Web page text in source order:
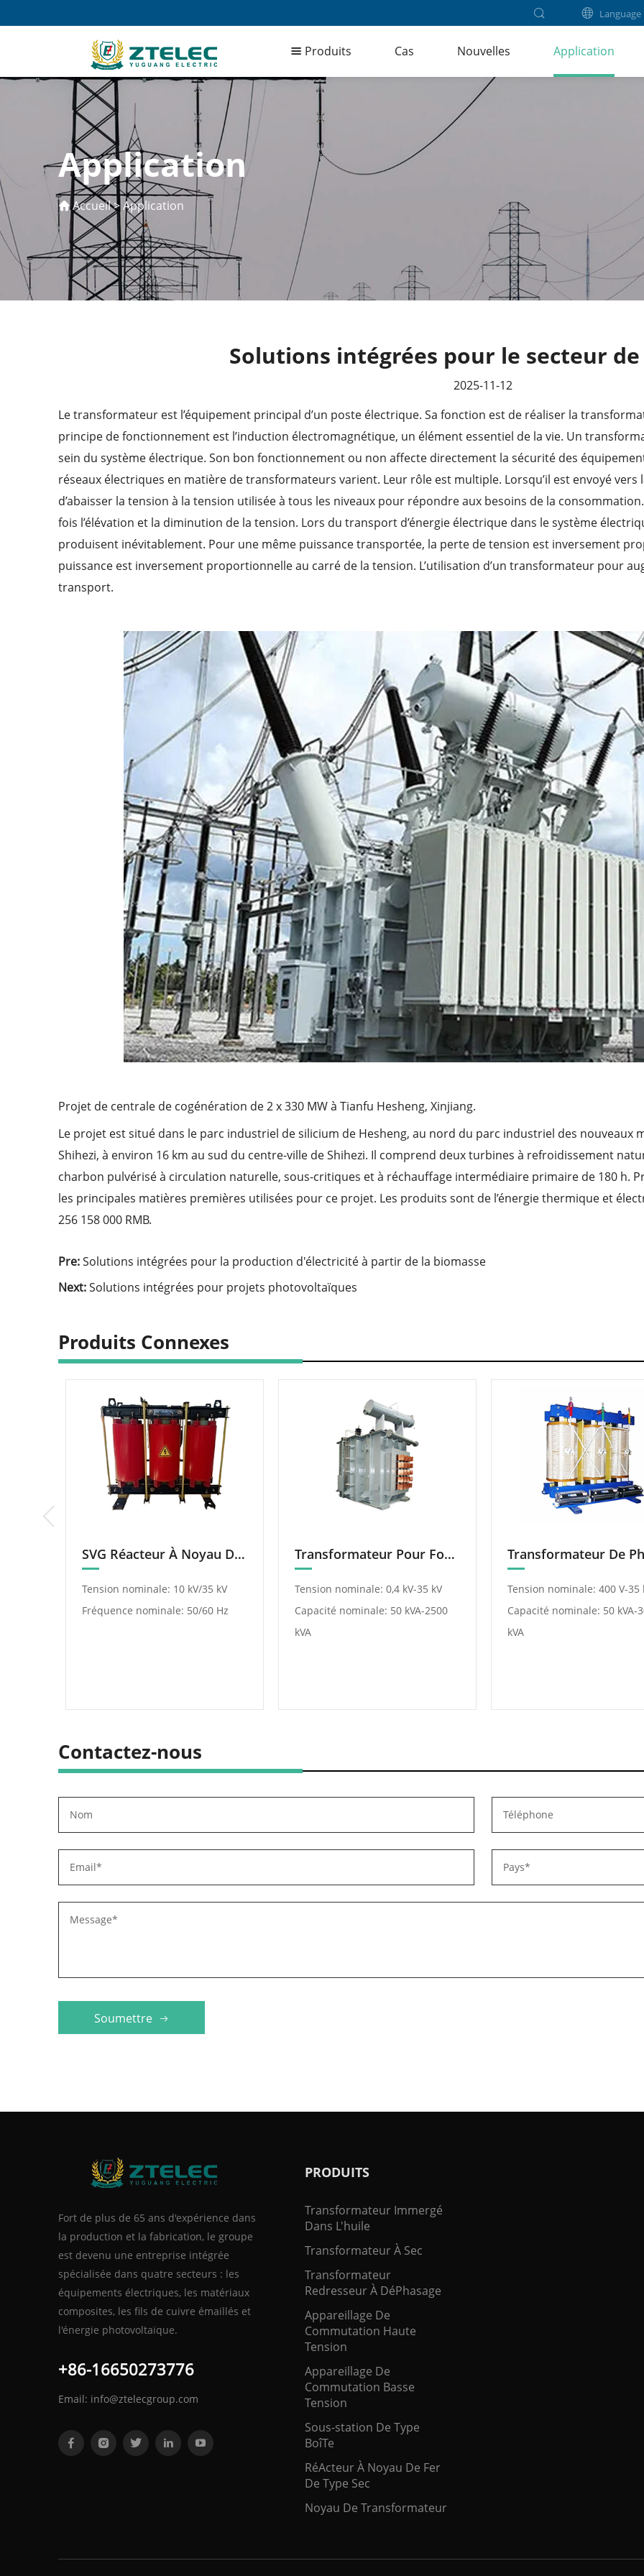
Language
Produits Cas Nouvelles Application
Application
Accueil>Application
Solutions intégrées pour le secteur de
2025-11-12
Le transformateur est l’équipement principal d’un poste électrique. Sa fonction est de réaliser la
principe de fonctionnement est l’induction électromagnétique, un élément essentiel de la vie. Un
sein du système électrique. Son bon fonctionnement ou non affecte directement la sécurité des
réseaux électriques en matière de transformateurs varient. Leur rôle est multiple. Lorsqu’il est envoyé
d’abaisser la tension à la tension utilisée à tous les niveaux pour répondre aux besoins de la
fois l’élévation et la diminution de la tension. Lors du transport d’énergie électrique dans le système
produisent inévitablement. Pour une même puissance transportée, la perte de tension est inversement
puissance est inversement proportionnelle au carré de la tension. L’utilisation d’un transformateur pour
transport.
Projet de centrale de cogénération de 2 x 330 MW à Tianfu Hesheng, Xinjiang.
Le projet est situé dans le parc industriel de silicium de Hesheng, au nord du parc industriel des nouveaux
Shihezi, à environ 16 km au sud du centre-ville de Shihezi. Il comprend deux turbines à refroidissement
charbon pulvérisé à circulation naturelle, sous-critiques et à réchauffage intermédiaire primaire de 180 h.
les principales matières premières utilisées pour ce projet. Les produits sont de l’énergie thermique et
256 158 000 RMB.
Pre:Solutions intégrées pour la production d'électricité à partir de la biomasse
Next:Solutions intégrées pour projets photovoltaïques
Produits Connexes
SVG Réacteur À Noyau De Fer Sec
Tension nominale: 10 kV/35 kV
Fréquence nominale: 50/60 Hz
Transformateur Pour Four Électrique
Tension nominale: 0,4 kV-35 kV
Capacité nominale: 50 kVA-2500
kVA
Tension nominale: 400 V-35
Capacité nominale: 50 kVA-
kVA
Contactez-nous
Soumettre
Fort de plus de 65 ans d'expérience dans
la production et la fabrication, le groupe
est devenu une entreprise intégrée
spécialisée dans quatre secteurs : les
équipements électriques, les matériaux
composites, les fils de cuivre émaillés et
l'énergie photovoltaïque.
+86-16650273776
Email: info@ztelecgroup.com
PRODUITS
Transformateur Immergé
Dans L'huile
Transformateur À Sec
Transformateur
Redresseur À DéPhasage
Appareillage De
Commutation Haute
Tension
Appareillage De
Commutation Basse
Tension
Sous-station De Type
BoîTe
RéActeur À Noyau De Fer
De Type Sec
Noyau De Transformateur